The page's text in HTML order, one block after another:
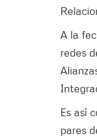
A la
redes
Es así
pares